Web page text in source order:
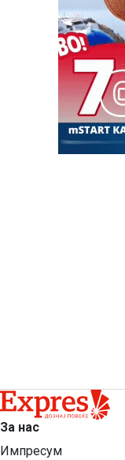
За нас
Импресум